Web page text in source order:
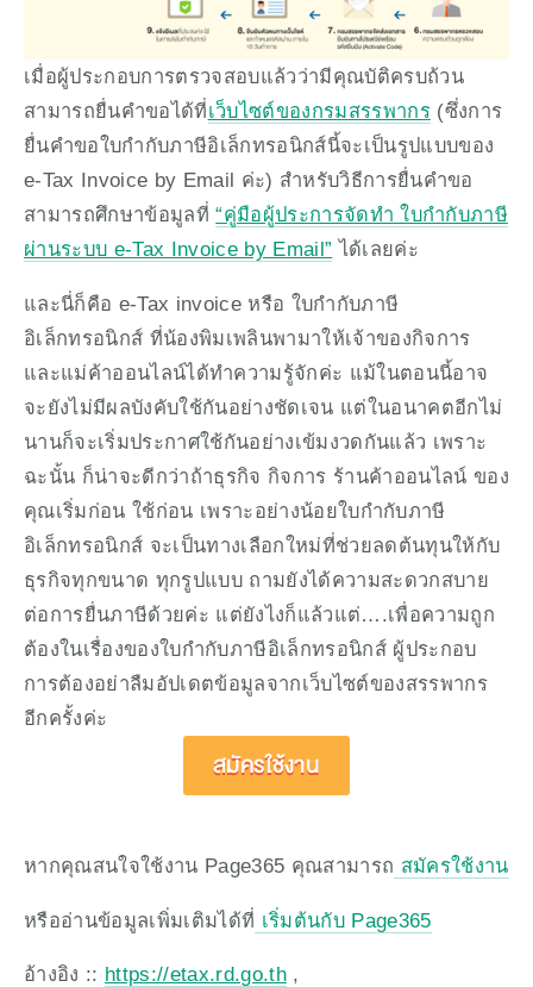
เมื่อผู้ประกอบการตรวจสอบแล้วว่ามีคุณบัติครบถ้วน
สามารถยื่นคำขอได้ที่เว็บไซต์ของกรมสรรพากร (ซึ่งการ
ยื่นคำขอใบกำกับภาษีอิเล็กทรอนิกส์นี้จะเป็นรูปแบบของ
e-Tax Invoice by Email ค่ะ) สำหรับวิธีการยื่นคำขอ
สามารถศึกษาข้อมูลที่ “คู่มือผู้ประการจัดทำ ใบกำกับภาษี
ผ่านระบบ e-Tax Invoice by Email” ได้เลยค่ะ
และนี่ก็คือ e-Tax invoice หรือ ใบกำกับภาษี
อิเล็กทรอนิกส์ ที่น้องพิมเพลินพามาให้เจ้าของกิจการ
และแม่ค้าออนไลน์ได้ทำความรู้จักค่ะ แม้ในตอนนี้อาจ
จะยังไม่มีผลบังคับใช้กันอย่างชัดเจน แต่ในอนาคตอีกไม่
นานก็จะเริ่มประกาศใช้กันอย่างเข้มงวดกันแล้ว เพราะ
ฉะนั้น ก็น่าจะดีกว่าถ้าธุรกิจ กิจการ ร้านค้าออนไลน์ ของ
คุณเริ่มก่อน ใช้ก่อน เพราะอย่างน้อยใบกำกับภาษี
อิเล็กทรอนิกส์ จะเป็นทางเลือกใหม่ที่ช่วยลดต้นทุนให้กับ
ธุรกิจทุกขนาด ทุกรูปแบบ ถามยังได้ความสะดวกสบาย
ต่อการยื่นภาษีด้วยค่ะ แต่ยังไงก็แล้วแต่….เพื่อความถูก
ต้องในเรื่องของใบกำกับภาษีอิเล็กทรอนิกส์ ผู้ประกอบ
การต้องอย่าลืมอัปเดตข้อมูลจากเว็บไซต์ของสรรพากร
อีกครั้งค่ะ
สมัครใช้งาน
หากคุณสนใจใช้งาน Page365 คุณสามารถ สมัครใช้งาน
หรืออ่านข้อมูลเพิ่มเติมได้ที่ เริ่มต้นกับ Page365
อ้างอิง :: https://etax.rd.go.th